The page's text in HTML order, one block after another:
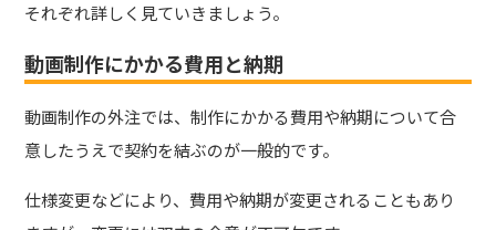
それぞれ詳しく見ていきましょう。
動画制作にかかる費用と納期
動画制作の外注では、制作にかかる費用や納期について合
意したうえで契約を結ぶのが一般的です。
仕様変更などにより、費用や納期が変更されることもあり